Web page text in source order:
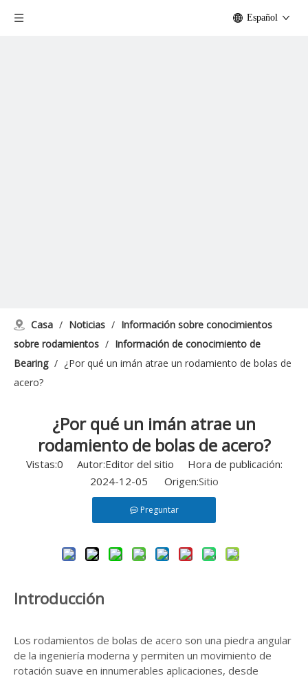
Español
Casa / Noticias / Información sobre conocimientos
sobre rodamientos / Información de conocimiento de
Bearing / ¿Por qué un imán atrae un rodamiento de bolas de
acero?
¿Por qué un imán atrae un
rodamiento de bolas de acero?
Vistas:0 Autor:Editor del sitio Hora de publicación:
2024-12-05 Origen:Sitio
Preguntar
Introducción
Los rodamientos de bolas de acero son una piedra angular
de la ingeniería moderna y permiten un movimiento de
rotación suave en innumerables aplicaciones, desde